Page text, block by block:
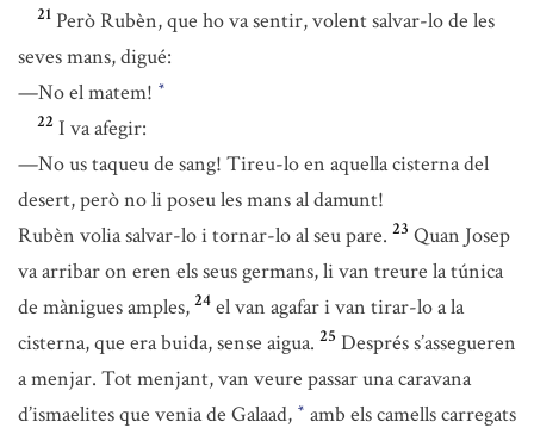
21 Però Rubèn, que ho va sentir, volent salvar-lo de les
seves mans, digué:
—No el matem! *
22 I va afegir:
—No us taqueu de sang! Tireu-lo en aquella cisterna del
desert, però no li poseu les mans al damunt!
Rubèn volia salvar-lo i tornar-lo al seu pare. 23 Quan Josep
va arribar on eren els seus germans, li van treure la túnica
de mànigues amples, 24 el van agafar i van tirar-lo a la
cisterna, que era buida, sense aigua. 25 Després s’assegueren
a menjar. Tot menjant, van veure passar una caravana
d’ismaelites que venia de Galaad, * amb els camells carregats